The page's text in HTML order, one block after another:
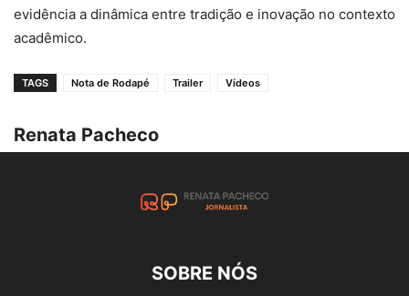
evidência a dinâmica entre tradição e inovação no contexto
acadêmico.
TAGS Nota de Rodapé Trailer Vídeos
Renata Pacheco
SOBRE NÓS